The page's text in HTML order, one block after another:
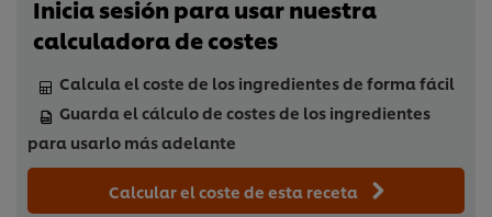
Inicia sesión para usar nuestra
calculadora de costes
Calcula el coste de los ingredientes de forma fácil
Guarda el cálculo de costes de los ingredientes
para usarlo más adelante
Calcular el coste de esta receta